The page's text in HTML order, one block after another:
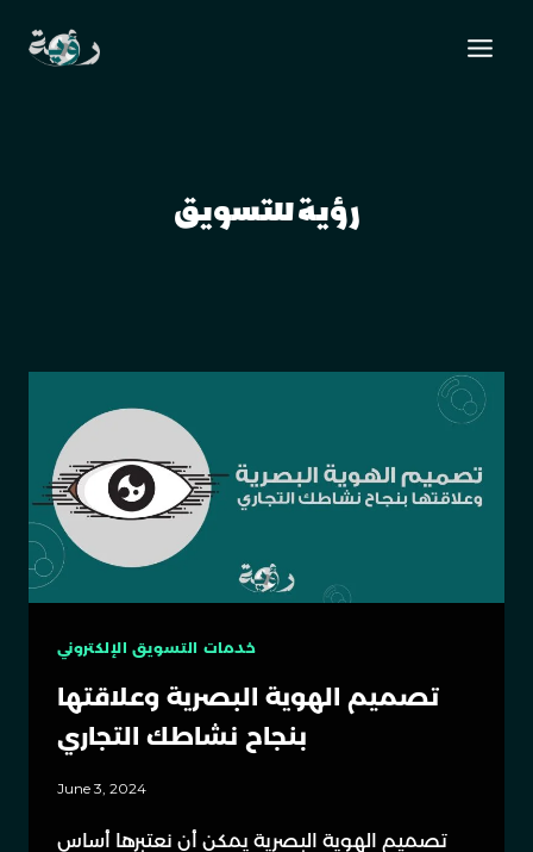
رؤية للتسويق
خدمات التسويق الإلكتروني
تصميم الهوية البصرية وعلاقتها
June 3, 2024
تصميم الهوية البصرية يمكن أن نعتبرها أساس